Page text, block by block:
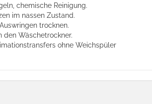
chemische Reinigung.
im nassen Zustand.
trocknen.
den Wäschetrockner.
ohne Weichspüler